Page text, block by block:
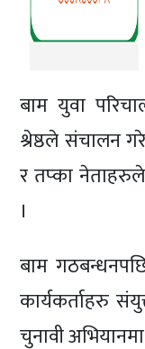
बाम युवा
श्रेष्ठले संचालन
र तप्का
।
बाम
कार्यकर्ताहरु
चुनावी